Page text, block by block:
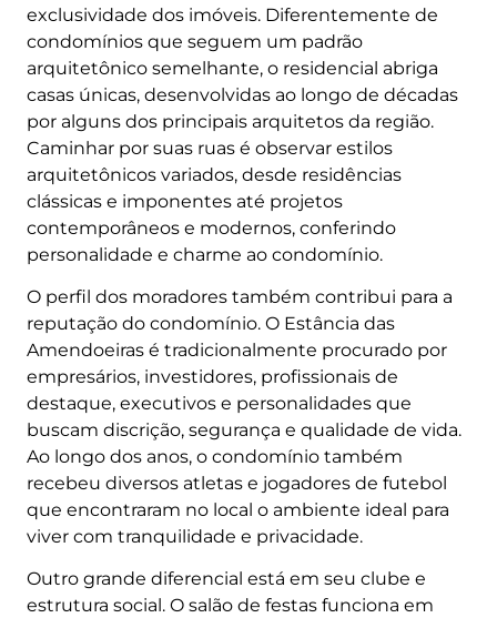
exclusividade dos imóveis. Diferentemente de
condomínios que seguem um padrão
arquitetônico semelhante, o residencial abriga
casas únicas, desenvolvidas ao longo de décadas
por alguns dos principais arquitetos da região.
Caminhar por suas ruas é observar estilos
arquitetônicos variados, desde residências
clássicas e imponentes até projetos
contemporâneos e modernos, conferindo
personalidade e charme ao condomínio.
O perfil dos moradores também contribui para a
reputação do condomínio. O Estância das
Amendoeiras é tradicionalmente procurado por
empresários, investidores, profissionais de
destaque, executivos e personalidades que
buscam discrição, segurança e qualidade de vida.
Ao longo dos anos, o condomínio também
recebeu diversos atletas e jogadores de futebol
que encontraram no local o ambiente ideal para
viver com tranquilidade e privacidade.
Outro grande diferencial está em seu clube e
estrutura social. O salão de festas funciona em